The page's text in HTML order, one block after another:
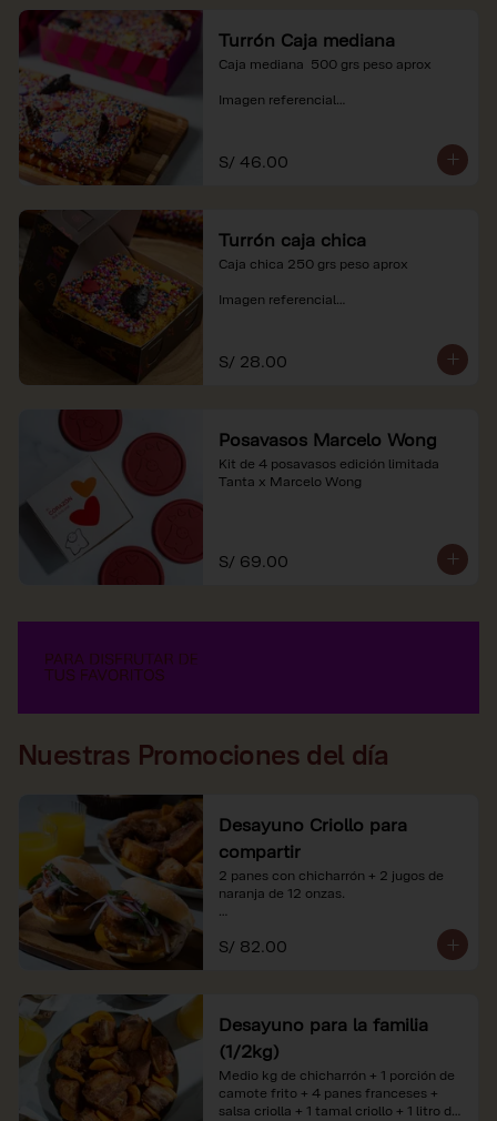
Turrón Caja mediana
Caja mediana  500 grs peso aprox
Imagen referencial
soles e incluyen impuestos de ley y
recargo al consumo.
S/ 46.00
Turrón caja chica
Caja chica 250 grs peso aprox
Imagen referencial
soles e incluyen impuestos de ley y
recargo al consumo.
S/ 28.00
Posavasos Marcelo Wong
Kit de 4 posavasos edición limitada
Tanta x Marcelo Wong
S/ 69.00
Nuestras Promociones del día
Desayuno Criollo para
compartir
2 panes con chicharrón + 2 jugos de
naranja de 12 onzas.
*Nuestros precios están expresados en
soles e incluyen impuestos de ley y
S/ 82.00
Desayuno para la familia
(1/2kg)
Medio kg de chicharrón + 1 porción de
camote frito + 4 panes franceses +
salsa criolla + 1 tamal criollo + 1 litro de